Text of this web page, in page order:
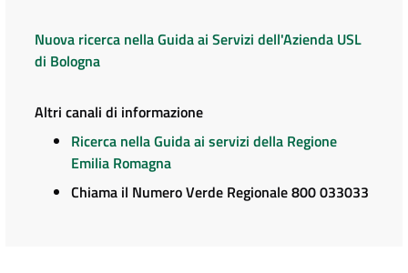
Nuova ricerca nella Guida ai Servizi dell'Azienda USL
di Bologna
Altri canali di informazione
Ricerca nella Guida ai servizi della Regione
Emilia Romagna
Chiama il Numero Verde Regionale 800 033033